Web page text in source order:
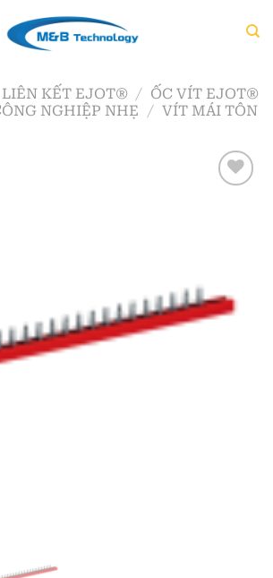
LIÊN KẾT EJOT® / ỐC VÍT EJOT®
NGHIỆP NHẸ / VÍT MÁI TÔN